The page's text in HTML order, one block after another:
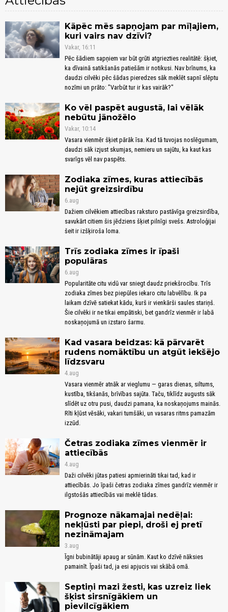
Kāpēc mēs sapņojam par mīļajiem,
kuri vairs nav dzīvi?
Vakar, 16:11
Pēc šādiem sapņiem var būt grūti atgriezties realitātē: šķiet,
ka dīvainā satikšanās patiešām ir notikusi. Nav brīnums, ka
daudzi cilvēki pēc šādas pieredzes sāk meklēt sapnī slēptu
nozīmi un prāto: "Varbūt tur ir kas vairāk?"
Ko vēl paspēt augustā, lai vēlāk
nebūtu jānožēlo
Vakar, 10:14
Vasara vienmēr šķiet pārāk īsa. Kad tā tuvojas noslēgumam,
daudzi sāk izjust skumjas, nemieru un sajūtu, ka kaut kas
svarīgs vēl nav paspēts.
Zodiaka zīmes, kuras attiecībās
nejūt greizsirdību
6.aug
Dažiem cilvēkiem attiecības raksturo pastāvīga greizsirdība,
savukārt citiem šis jēdziens šķiet pilnīgi svešs. Astroloģijai
šeit ir izšķiroša loma.
Trīs zodiaka zīmes ir īpaši
populāras
6.aug
Popularitāte citu vidū var sniegt daudz priekšrocību. Trīs
zodiaka zīmes bez piepūles iekaro citu labvēlību. Ik pa
laikam dzīvē satiekat kādu, kurš ir vienkārši saules stariņš.
Šie cilvēki ir ne tikai empātiski, bet gandrīz vienmēr ir labā
noskaņojumā un izstaro šarmu.
Kad vasara beidzas: kā pārvarēt
rudens nomāktību un atgūt iekšējo
līdzsvaru
4.aug
Vasara vienmēr atnāk ar vieglumu — garas dienas, siltums,
kustība, tikšanās, brīvības sajūta. Taču, tiklīdz augusts sāk
slīdēt uz otru pusi, daudzi pamana, ka noskaņojums mainās.
Rīti kļūst vēsāki, vakari tumšāki, un vasaras ritms pamazām
izzūd.
Četras zodiaka zīmes vienmēr ir
attiecībās
4.aug
Daži cilvēki jūtas patiesi apmierināti tikai tad, kad ir
attiecībās. Jo īpaši četras zodiaka zīmes gandrīz vienmēr ir
ilgstošās attiecībās vai meklē tādas.
Prognoze nākamajai nedēļai:
nekļūsti par piepi, droši ej pretī
nezināmajam
3.aug
Īgni bubinātāji apaug ar sūnām. Kaut ko dzīvē nāksies
pamainīt. Īpaši tad, ja esi apjucis vai skābā omā.
Septiņi mazi žesti, kas uzreiz liek
šķist sirsnīgākiem un
pievilcīgākiem